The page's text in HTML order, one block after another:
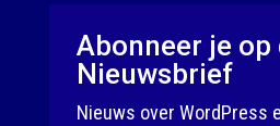
Abonneer je op
Nieuwsbrief
Nieuws over WordPress